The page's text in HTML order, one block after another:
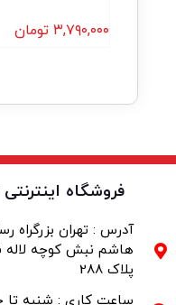
۳,۷۹۰,۰۰۰ تومان
فروشگاه اینترنتی
آدرس : تهران بزرگراه
هاشم نبش کوچه لاله
پلاک 288